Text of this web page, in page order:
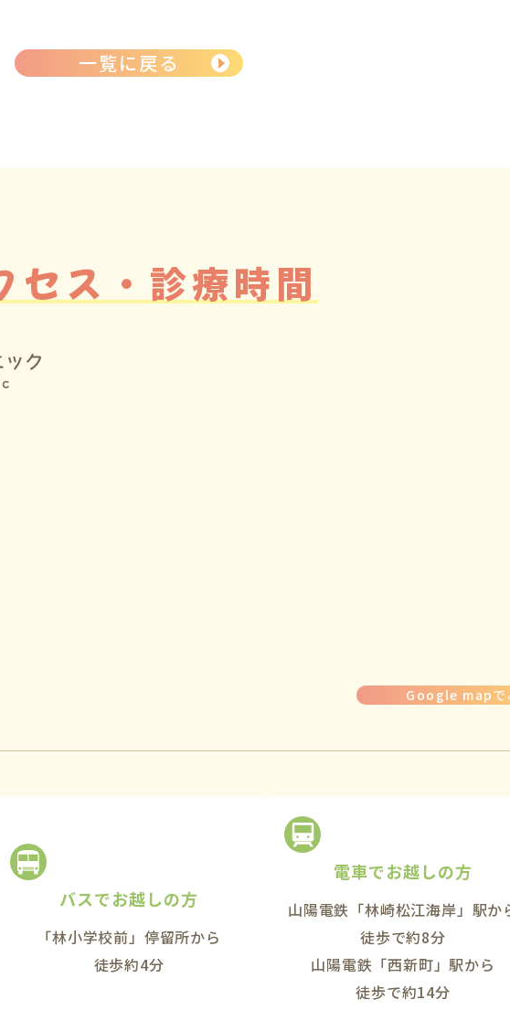
一覧に戻る
セス・診療時間
Google mapで
バスでお越しの方
「林小学校前」停留所から
徒歩約4分
電車でお越しの方
山陽電鉄「林崎松江海岸」駅か
徒歩で約8分
山陽電鉄「西新町」駅から
徒歩で約14分